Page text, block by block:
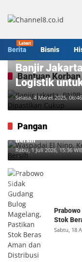
konten
Berita Bisnis
Bantuan
Banjir
Logistik
Cukup
Selasa, 4 Maret 2025,
Pangan
Waspadai El Nino,
Bersih
Rabu, 1 Juli 2026, 15:36
Stok
Sabtu, 18